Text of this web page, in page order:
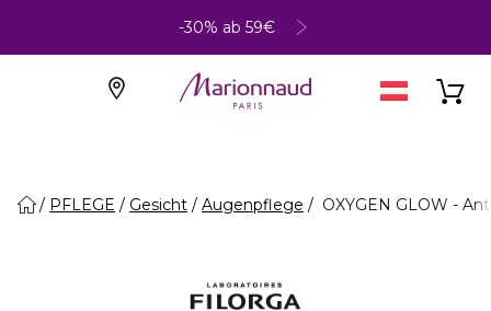
-30% ab 59€
PFLEGE Gesicht Augenpflege OXYGEN GLOW -